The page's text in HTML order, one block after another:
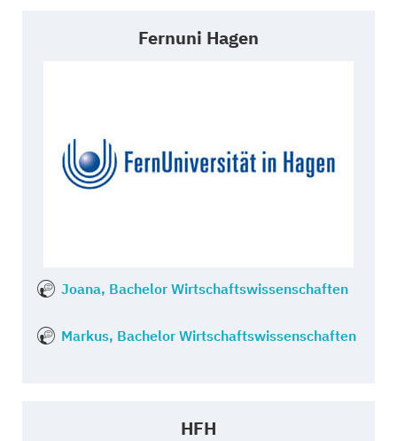
Fernuni Hagen
Joana, Bachelor Wirtschaftswissenschaften
Markus, Bachelor Wirtschaftswissenschaften
HFH